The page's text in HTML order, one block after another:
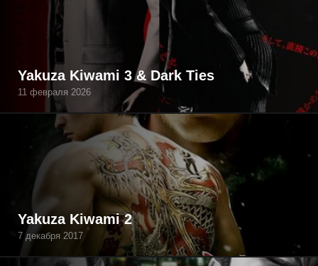
Yakuza Kiwami 3 & Dark Ties
11 февраля 2026
Yakuza Kiwami 2
7 декабря 2017